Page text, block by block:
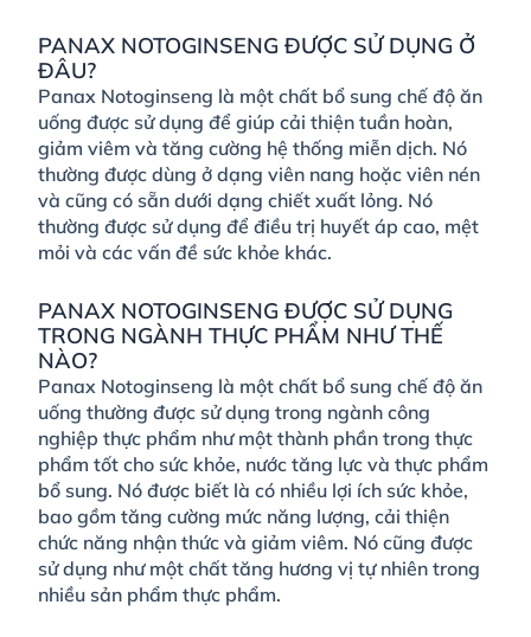
PANAX NOTOGINSENG ĐƯỢC SỬ DỤNG Ở
ĐÂU?
Panax Notoginseng là một chất bổ sung chế độ ăn
uống được sử dụng để giúp cải thiện tuần hoàn,
giảm viêm và tăng cường hệ thống miễn dịch. Nó
thường được dùng ở dạng viên nang hoặc viên nén
và cũng có sẵn dưới dạng chiết xuất lỏng. Nó
thường được sử dụng để điều trị huyết áp cao, mệt
mỏi và các vấn đề sức khỏe khác.
PANAX NOTOGINSENG ĐƯỢC SỬ DỤNG
TRONG NGÀNH THỰC PHẨM NHƯ THẾ
NÀO?
Panax Notoginseng là một chất bổ sung chế độ ăn
uống thường được sử dụng trong ngành công
nghiệp thực phẩm như một thành phần trong thực
phẩm tốt cho sức khỏe, nước tăng lực và thực phẩm
bổ sung. Nó được biết là có nhiều lợi ích sức khỏe,
bao gồm tăng cường mức năng lượng, cải thiện
chức năng nhận thức và giảm viêm. Nó cũng được
sử dụng như một chất tăng hương vị tự nhiên trong
nhiều sản phẩm thực phẩm.